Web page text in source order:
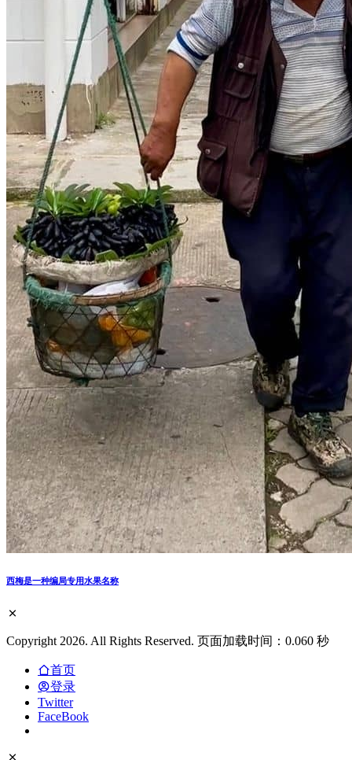
西梅是一种编局专用水果名称
Copyright 2026. All Rights Reserved. 页面加载时间：0.060 秒
首页
登录
Twitter
FaceBook